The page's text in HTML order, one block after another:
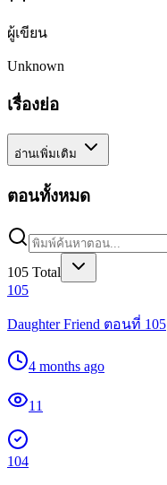
ผู้เขียน
Unknown
เรื่องย่อ
อ่านเพิ่มเติม
ตอนทั้งหมด
105 Total
105
Daughter Friend ตอนที่ 105
4 months ago
11
104